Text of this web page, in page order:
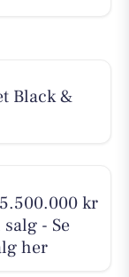
Black &
kr
- Se
her